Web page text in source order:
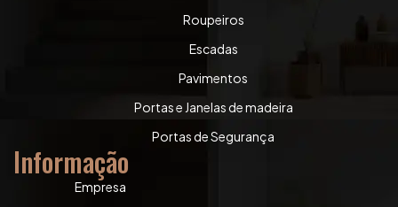
Roupeiros
Escadas
Pavimentos
Portas e Janelas de madeira
Portas de Segurança
Informação
Empresa